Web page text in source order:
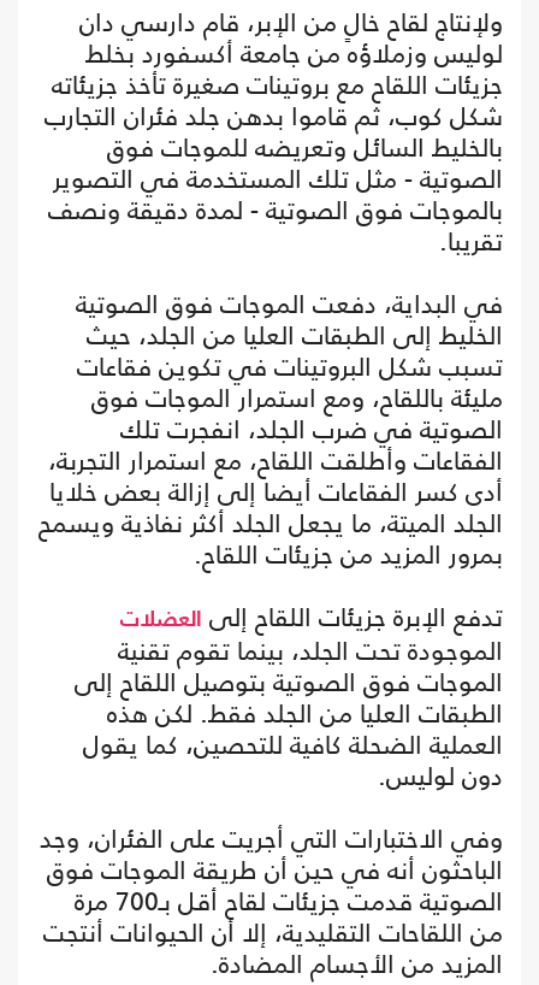
ولإنتاج لقاح خالٍ من الإبر، قام دارسي دان
لوليس وزملاؤه من جامعة أكسفورد بخلط
جزيئات اللقاح مع بروتينات صغيرة تأخذ جزيئاته
شكل كوب، ثم قاموا بدهن جلد فئران التجارب
بالخليط السائل وتعريضه للموجات فوق
الصوتية - مثل تلك المستخدمة في التصوير
بالموجات فوق الصوتية - لمدة دقيقة ونصف
تقريبا.
في البداية، دفعت الموجات فوق الصوتية
الخليط إلى الطبقات العليا من الجلد، حيث
تسبب شكل البروتينات في تكوين فقاعات
مليئة باللقاح، ومع استمرار الموجات فوق
الصوتية في ضرب الجلد، انفجرت تلك
الفقاعات وأطلقت اللقاح، مع استمرار التجربة،
أدى كسر الفقاعات أيضا إلى إزالة بعض خلايا
الجلد الميتة، ما يجعل الجلد أكثر نفاذية ويسمح
بمرور المزيد من جزيئات اللقاح.
تدفع الإبرة جزيئات اللقاح إلى
العضلات
الموجودة تحت الجلد، بينما تقوم تقنية
الموجات فوق الصوتية بتوصيل اللقاح إلى
الطبقات العليا من الجلد فقط. لكن هذه
العملية الضحلة كافية للتحصين، كما يقول
دون لوليس.
وفي الاختبارات التي أجريت على الفئران، وجد
الباحثون أنه في حين أن طريقة الموجات فوق
الصوتية قدمت جزيئات لقاح أقل بـ700 مرة
من اللقاحات التقليدية، إلا أن الحيوانات أنتجت
المزيد من الأجسام المضادة.